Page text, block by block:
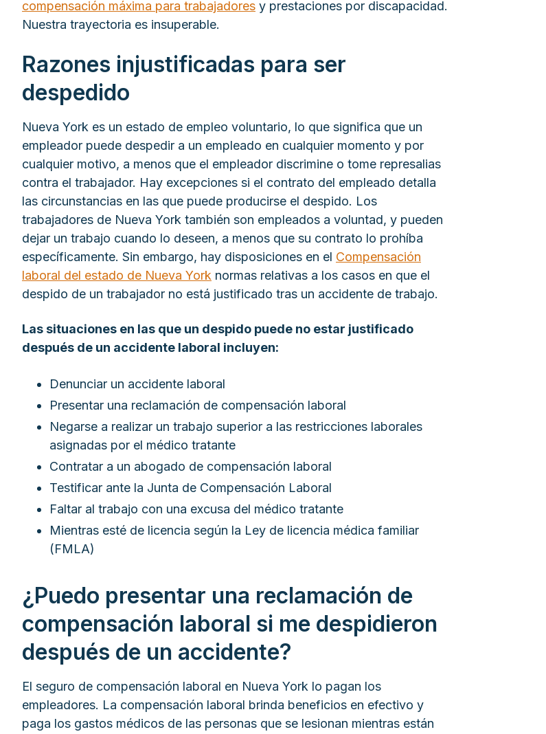
compensación máxima para trabajadores y prestaciones por discapacidad.
Nuestra trayectoria es insuperable.
Razones injustificadas para ser
despedido
Nueva York es un estado de empleo voluntario, lo que significa que un
empleador puede despedir a un empleado en cualquier momento y por
cualquier motivo, a menos que el empleador discrimine o tome represalias
contra el trabajador. Hay excepciones si el contrato del empleado detalla
las circunstancias en las que puede producirse el despido. Los
trabajadores de Nueva York también son empleados a voluntad, y pueden
dejar un trabajo cuando lo deseen, a menos que su contrato lo prohíba
específicamente. Sin embargo, hay disposiciones en el Compensación
laboral del estado de Nueva York normas relativas a los casos en que el
despido de un trabajador no está justificado tras un accidente de trabajo.
Las situaciones en las que un despido puede no estar justificado
después de un accidente laboral incluyen:
Denunciar un accidente laboral
Presentar una reclamación de compensación laboral
Negarse a realizar un trabajo superior a las restricciones laborales
asignadas por el médico tratante
Contratar a un abogado de compensación laboral
Testificar ante la Junta de Compensación Laboral
Faltar al trabajo con una excusa del médico tratante
Mientras esté de licencia según la Ley de licencia médica familiar
(FMLA)
¿Puedo presentar una reclamación de
compensación laboral si me despidieron
después de un accidente?
El seguro de compensación laboral en Nueva York lo pagan los
empleadores. La compensación laboral brinda beneficios en efectivo y
paga los gastos médicos de las personas que se lesionan mientras están